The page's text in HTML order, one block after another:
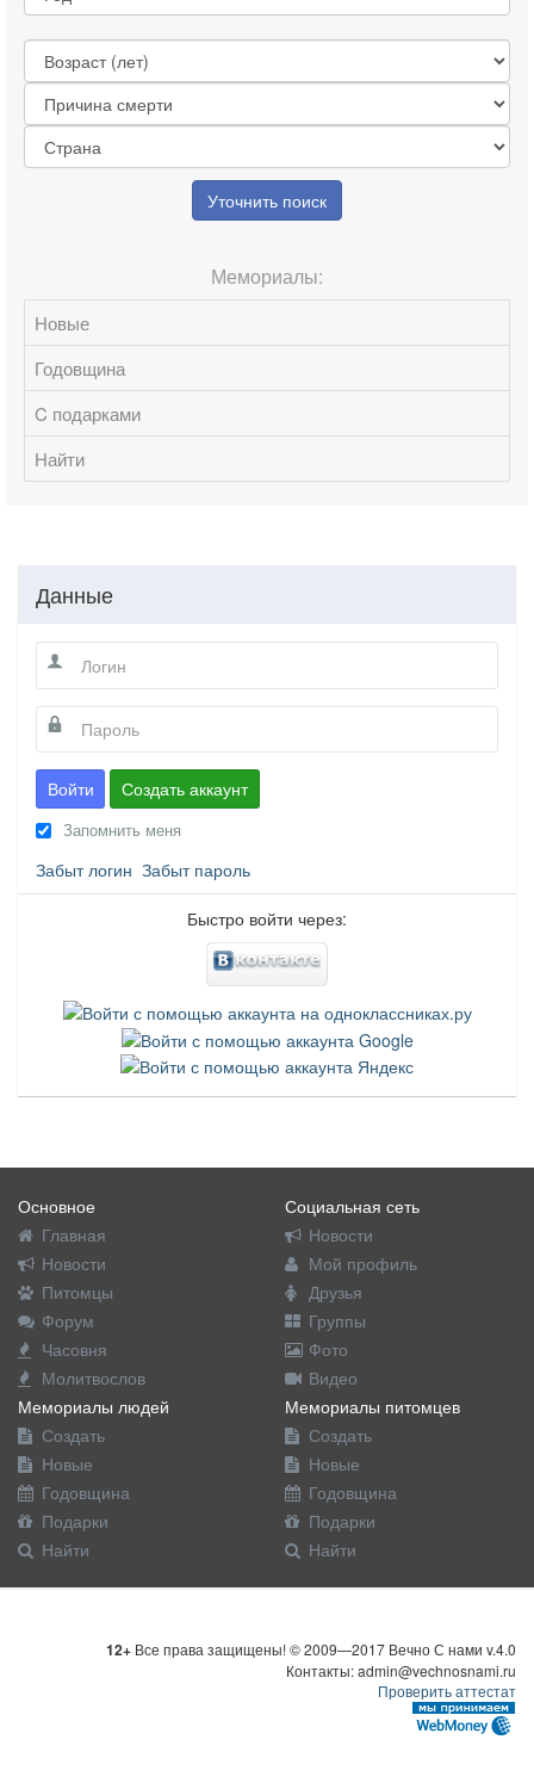
Уточнить поиск
Мемориалы:
Новые
Годовщина
C подарками
Найти
Данные
Войти Создать аккаунт
Запомнить меня
Забыт логин Забыт пароль
Быстро войти через:
Основное
Главная
Новости
Питомцы
Форум
Часовня
Молитвослов
Социальная сеть
Новости
Мой профиль
Друзья
Группы
Фото
Видео
Мемориалы людей
Создать
Новые
Годовщина
Подарки
Найти
Мемориалы питомцев
Создать
Новые
Годовщина
Подарки
Найти
12+ Все права защищены! © 2009—2017 Вечно С нами v.4.0
Контакты: admin@vechnosnami.ru
Проверить аттестат